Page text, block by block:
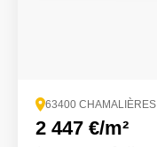
63400 CHAMALIÈRES
2 447 €/m²